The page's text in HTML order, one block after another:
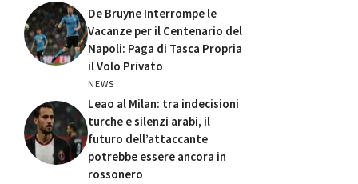
De Bruyne Interrompe le
Vacanze per il Centenario del
Napoli: Paga di Tasca Propria
il Volo Privato
NEWS
Leao al Milan: tra indecisioni
turche e silenzi arabi, il
futuro dell’attaccante
potrebbe essere ancora in
rossonero